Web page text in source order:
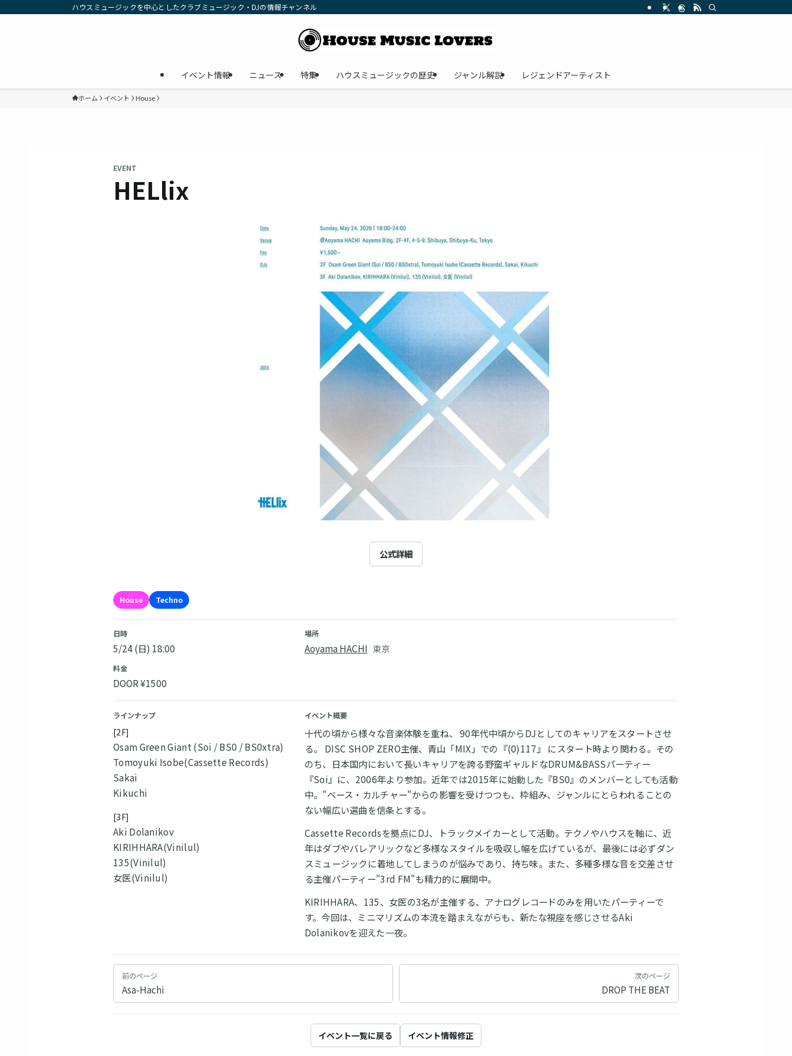
ハウスミュージックを中心としたクラブミュージック・DJの情報チャンネル
イベント情報 ニュース 特集 ハウスミュージックの歴史 ジャンル解説 レジェンドアーティスト
ホーム イベント House
EVENT
HELlix
公式詳細
House Techno
日時
5/24 (日) 18:00
場所
Aoyama HACHI 東京
料金
DOOR ¥1500
ラインナップ
[2F]
Osam Green Giant (Soi / BS0 / BS0xtra)
Tomoyuki Isobe(Cassette Records)
Sakai
Kikuchi
[3F]
Aki Dolanikov
KIRIHHARA(Vinilul)
135(Vinilul)
女医(Vinilul)
イベント概要
十代の頃から様々な音楽体験を重ね、 90年代中頃からDJとしてのキャリアをスタートさせ
る。 DISC SHOP ZERO主催、青山「MIX」での『(0)117』 にスタート時より関わる。その
のち、日本国内において長いキャリアを誇る野蛮ギャルドなDRUM&BASSパーティー
『Soi』に、2006年より参加。近年では2015年に始動した『BS0』のメンバーとしても活動
中。"ベース・カルチャー"からの影響を受けつつも、枠組み、ジャンルにとらわれることの
ない幅広い選曲を信条とする。
Cassette Recordsを拠点にDJ、トラックメイカーとして活動。テクノやハウスを軸に、近
年はダブやバレアリックなど多様なスタイルを吸収し幅を広げているが、最後には必ずダン
スミュージックに着地してしまうのが悩みであり、持ち味。また、多種多様な音を交差させ
る主催パーティー"3rd FM"も精力的に展開中。
KIRIHHARA、135、女医の3名が主催する、アナログレコードのみを用いたパーティーで
す。今回は、ミニマリズムの本流を踏まえながらも、新たな視座を感じさせるAki
Dolanikovを迎えた一夜。
前のページ
Asa-Hachi
次のページ
DROP THE BEAT
イベント一覧に戻る イベント情報修正